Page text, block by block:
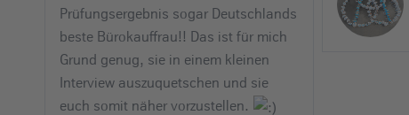
Prüfungsergebnis sogar Deutschlands
beste Bürokauffrau!! Das ist für mich
Grund genug, sie in einem kleinen
Interview auszuquetschen und sie
euch somit näher vorzustellen.